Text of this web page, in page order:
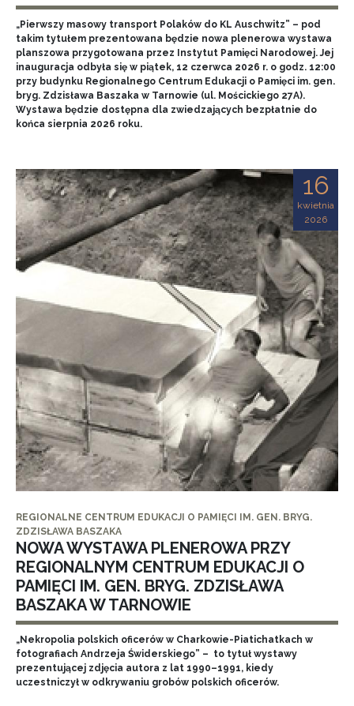
„Pierwszy masowy transport Polaków do KL Auschwitz” – pod
takim tytułem prezentowana będzie nowa plenerowa wystawa
planszowa przygotowana przez Instytut Pamięci Narodowej. Jej
inauguracja odbyła się w piątek, 12 czerwca 2026 r. o godz. 12:00
przy budynku Regionalnego Centrum Edukacji o Pamięci im. gen.
bryg. Zdzisława Baszaka w Tarnowie (ul. Mościckiego 27A).
Wystawa będzie dostępna dla zwiedzających bezpłatnie do
końca sierpnia 2026 roku.
16
kwietnia
2026
REGIONALNE CENTRUM EDUKACJI O PAMIĘCI IM. GEN. BRYG.
ZDZISŁAWA BASZAKA
NOWA WYSTAWA PLENEROWA PRZY
REGIONALNYM CENTRUM EDUKACJI O
PAMIĘCI IM. GEN. BRYG. ZDZISŁAWA
BASZAKA W TARNOWIE
„Nekropolia polskich oficerów w Charkowie-Piatichatkach w
fotografiach Andrzeja Świderskiego” – to tytuł wystawy
prezentującej zdjęcia autora z lat 1990–1991, kiedy
uczestniczył w odkrywaniu grobów polskich oficerów.